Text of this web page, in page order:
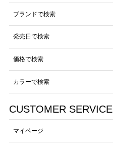
ブランドで検索
発売日で検索
価格で検索
カラーで検索
CUSTOMER SERVICE
マイページ